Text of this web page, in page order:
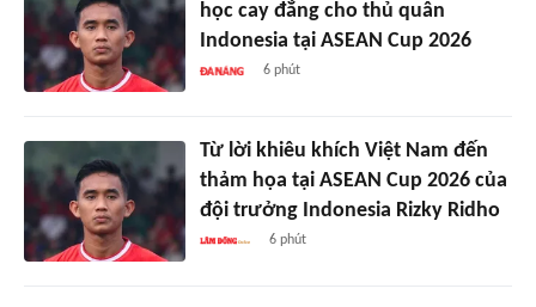
học cay đắng cho thủ quân
Indonesia tại ASEAN Cup 2026
6 phút
Từ lời khiêu khích Việt Nam đến
thảm họa tại ASEAN Cup 2026 của
đội trưởng Indonesia Rizky Ridho
6 phút